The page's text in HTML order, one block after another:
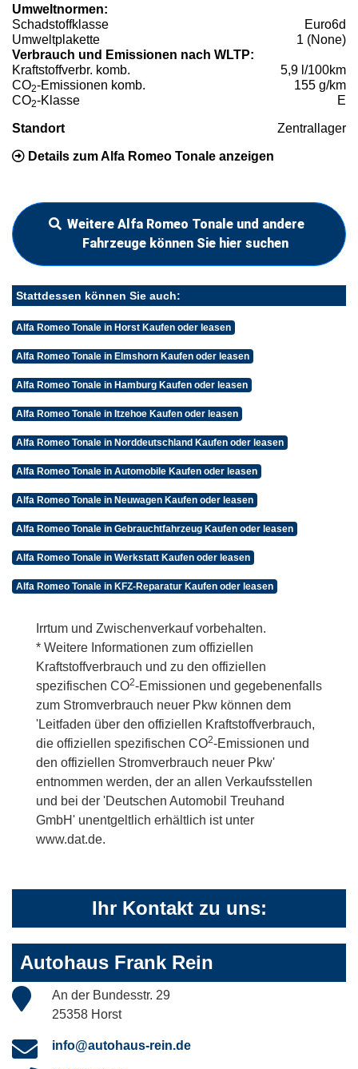
Umweltnormen:
Schadstoffklasse
Euro6d
Umweltplakette
1 (None)
Verbrauch und Emissionen nach WLTP:
Kraftstoffverbr. komb.
5,9 l/100km
CO2-Emissionen komb.
155 g/km
CO2-Klasse E
Standort Zentrallager
Details zum Alfa Romeo Tonale anzeigen
Weitere Alfa Romeo Tonale und andere
Fahrzeuge können Sie hier suchen
Stattdessen können Sie auch:
Alfa Romeo Tonale in Horst Kaufen oder leasen
Alfa Romeo Tonale in Elmshorn Kaufen oder leasen
Alfa Romeo Tonale in Hamburg Kaufen oder leasen
Alfa Romeo Tonale in Itzehoe Kaufen oder leasen
Alfa Romeo Tonale in Norddeutschland Kaufen oder leasen
Alfa Romeo Tonale in Automobile Kaufen oder leasen
Alfa Romeo Tonale in Neuwagen Kaufen oder leasen
Alfa Romeo Tonale in Gebrauchtfahrzeug Kaufen oder leasen
Alfa Romeo Tonale in Werkstatt Kaufen oder leasen
Alfa Romeo Tonale in KFZ-Reparatur Kaufen oder leasen
Irrtum und Zwischenverkauf vorbehalten.
* Weitere Informationen zum offiziellen
Kraftstoffverbrauch und zu den offiziellen
spezifischen CO2-Emissionen und gegebenenfalls
zum Stromverbrauch neuer Pkw können dem
'Leitfaden über den offiziellen Kraftstoffverbrauch,
die offiziellen spezifischen CO2-Emissionen und
den offiziellen Stromverbrauch neuer Pkw'
entnommen werden, der an allen Verkaufsstellen
und bei der 'Deutschen Automobil Treuhand
GmbH' unentgeltlich erhältlich ist unter
www.dat.de.
Ihr Kontakt zu uns:
Autohaus Frank Rein
An der Bundesstr. 29
25358 Horst
info@autohaus-rein.de